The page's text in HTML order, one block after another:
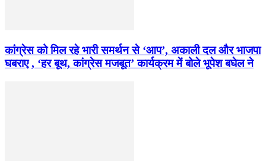
कांग्रेस को मिल रहे भारी समर्थन से ‘आप’, अकाली दल और भाजपा
घबराए , ‘हर बूथ, कांग्रेस मजबूत’ कार्यक्रम में बोले भूपेश बघेल ने